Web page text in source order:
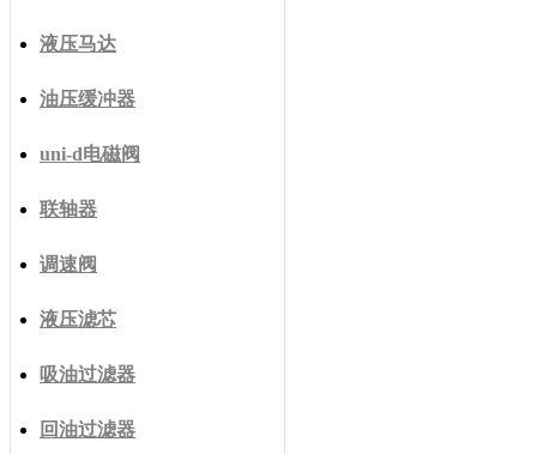
液压马达
油压缓冲器
uni-d电磁阀
联轴器
调速阀
液压滤芯
吸油过滤器
回油过滤器